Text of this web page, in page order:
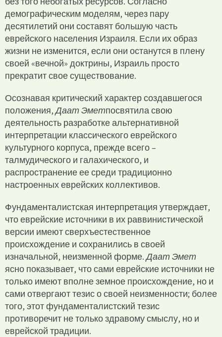
демографическим моделям, через пару
десятилетий они составят большую часть
еврейского населения Израиля. Если их образ
жизни не изменится, если они останутся в плену
своей «вечной» доктрины, Израиль просто
прекратит свое существование.
Осознавая критический характер создавшегося
положения,Даат Эметпосвятила свою
деятельность разработке альтернативной
интерпретации классического еврейского
культурного корпуса, прежде всего –
талмудического и галахического, и
распространение ее среди традиционно
настроенных еврейских коллективов.
Фундаменталистская интерпретация утверждает,
что еврейские источники в их раввинистической
версии имеют сверхъестественное
происхождение и сохранились в своей
изначальной, неизменной форме.Даат Эмет
ясно показывает, что сами еврейские источники не
только имеют вполне земное происхождение, но и
сами отвергают тезис о своей неизменности; более
того, этот фундаменталистский тезис
противоречит не только здравому смыслу, но и
еврейской традиции.